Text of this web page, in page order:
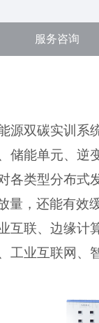
服务咨询
源双碳实训系
储能单元、 逆
各类型分布式
量 ， 还能有效
互联、边缘计
工业互联网、